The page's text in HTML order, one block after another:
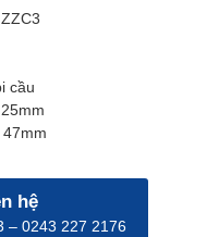
cầu
hệ
– 0243 227 2176